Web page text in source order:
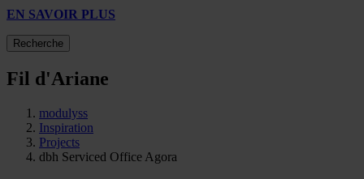
EN SAVOIR PLUS
Recherche
Fil d'Ariane
modulyss
Inspiration
Projects
dbh Serviced Office Agora